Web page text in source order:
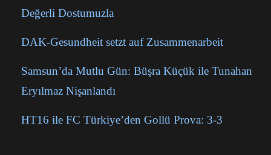
Değerli Dostumuzla
DAK-Gesundheit setzt auf Zusammenarbeit
Samsun’da Mutlu Gün: Büşra Küçük ile Tunahan
Eryılmaz Nişanlandı
HT16 ile FC Türkiye’den Gollü Prova: 3-3